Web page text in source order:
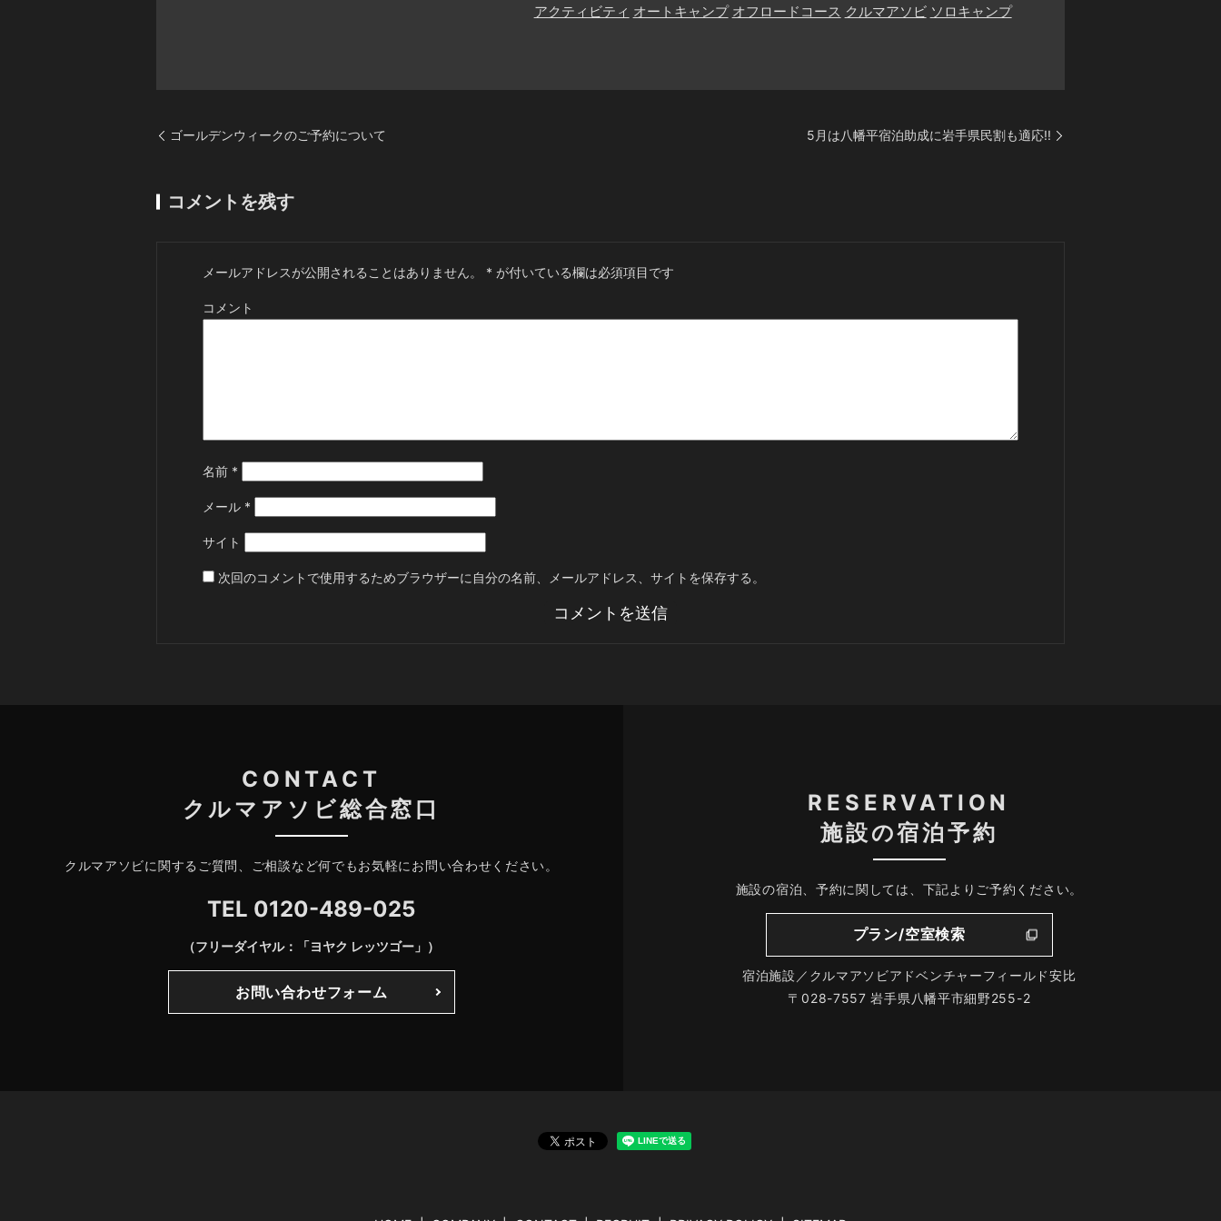
アクティビティ オートキャンプ オフロードコース クルマアソビ ソロキャンプ
ゴールデンウィークのご予約について 5月は八幡平宿泊助成に岩手県民割も適応!!
コメントを残す
メールアドレスが公開されることはありません。 * が付いている欄は必須項目です
コメント
名前 *
メール *
サイト
次回のコメントで使用するためブラウザーに自分の名前、メールアドレス、サイトを保存する。
CONTACT
クルマアソビ総合窓口
クルマアソビに関するご質問、ご相談など何でもお気軽にお問い合わせください。
TEL 0120-489-025
（フリーダイヤル：「ヨヤク レッツゴー」）
お問い合わせフォーム
RESERVATION
施設の宿泊予約
施設の宿泊、予約に関しては、下記よりご予約ください。
プラン/空室検索
宿泊施設／クルマアソビアドベンチャーフィールド安比
〒028-7557 岩手県八幡平市細野255-2